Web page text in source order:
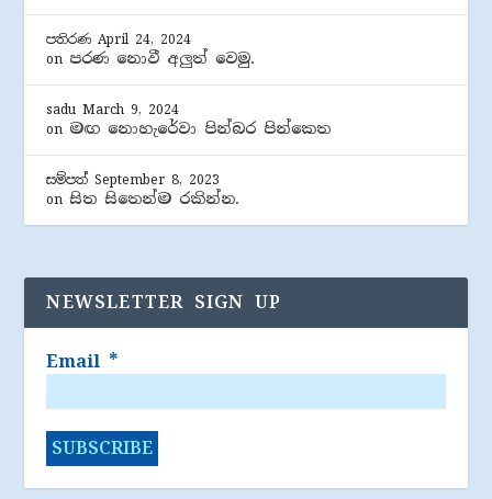
පතිරණ April 24, 2024
on පරණ නොවී අලුත් වෙමු.
sadu March 9, 2024
on මඟ නොහැරේවා පින්බර පින්කෙත
සම්පත් September 8, 2023
onසිත සිතෙන්ම රකින්න.
NEWSLETTER SIGN UP
Email *